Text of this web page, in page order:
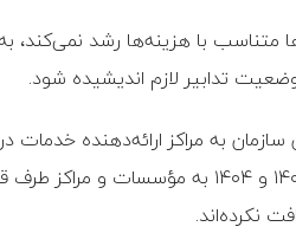
متناسب با هزینه‌ها رشد
تدابیر لازم اندیشیده شود.
به مراکز ارائه‌دهنده خدمات
حدود ۹۰ هزار میلیارد تومان بدهی مربوط به سال‌های